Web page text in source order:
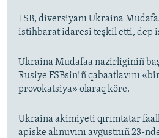
FSB, diversiyanı Ukraina
istihbarat idaresi teşkil etti, dep
Ukraina Mudafaa nazirliginiñ
Rusiye FSBsiniñ qabaatlavını
provokatsiya» olaraq köre.
Ukraina akimiyeti qırımtatar
apiske alınuvını avgustnıñ 23-